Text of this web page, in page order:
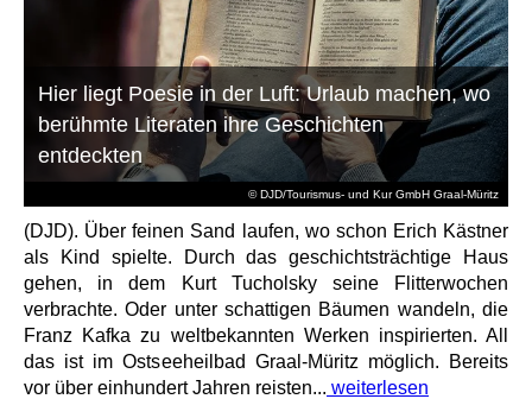
© DJD/Tourismus- und Kur GmbH Graal-Müritz
Hier liegt Poesie in der Luft: Urlaub machen, wo
berühmte Literaten ihre Geschichten
entdeckten
(DJD). Über feinen Sand laufen, wo schon Erich Kästner
als Kind spielte. Durch das geschichtsträchtige Haus
gehen, in dem Kurt Tucholsky seine Flitterwochen
verbrachte. Oder unter schattigen Bäumen wandeln, die
Franz Kafka zu weltbekannten Werken inspirierten. All
das ist im Ostseeheilbad Graal-Müritz möglich. Bereits
vor über einhundert Jahren reisten... weiterlesen